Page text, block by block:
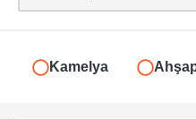
Kamelya